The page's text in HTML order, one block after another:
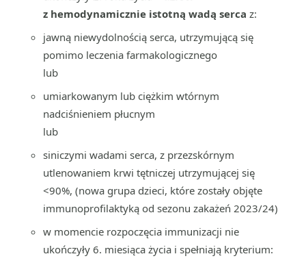
z hemodynamicznie istotną wadą serca z:
jawną niewydolnością serca, utrzymującą się
pomimo leczenia farmakologicznego
lub
umiarkowanym lub ciężkim wtórnym
nadciśnieniem płucnym
lub
siniczymi wadami serca, z przezskórnym
utlenowaniem krwi tętniczej utrzymującej się
<90%, (nowa grupa dzieci, które zostały objęte
immunoprofilaktyką od sezonu zakażeń 2023/24)
w momencie rozpoczęcia immunizacji nie
ukończyły 6. miesiąca życia i spełniają kryterium: